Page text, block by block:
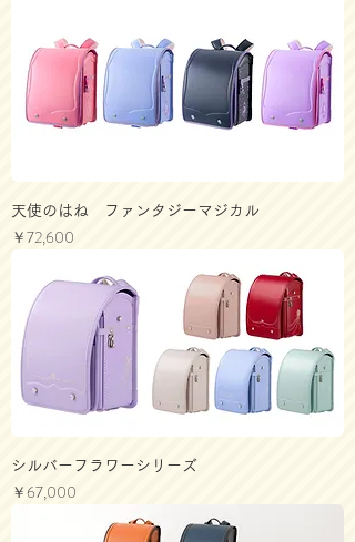
天使のはね ファンタジーマジカル
価格
￥72,600
シルバーフラワーシリーズ
価格
￥67,000